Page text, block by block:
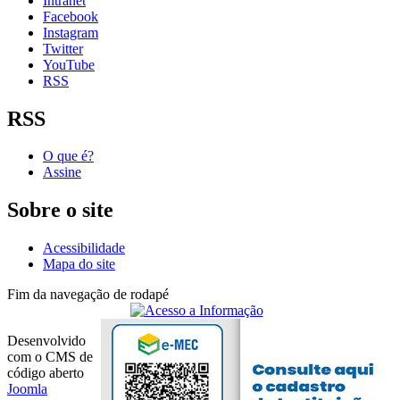
Facebook
Instagram
Twitter
YouTube
RSS
RSS
O que é?
Assine
Sobre o site
Acessibilidade
Mapa do site
Fim da navegação de rodapé
Desenvolvido
com o CMS de
código aberto
Joomla